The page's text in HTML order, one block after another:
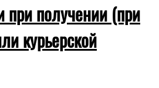
получении (при
курьерской